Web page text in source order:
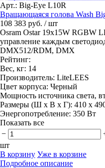
Арт.: Big-Eye L10R
Вращающаяся голова Wash
108 383 руб. / шт
Osram Ostar 19x15W RGBW
управление каждым
DMX512/RDM, DMX
Рейтинг:
Вес, кг: 14
Производитель: LiteLEES
Цвет корпуса: Черный
Мощность источника света,
Размеры (Ш x В x Г): 410 х
Энергопотребление: 350 Вт
Показать все
−
шт
В корзину Уже в корзине
Подробное описание